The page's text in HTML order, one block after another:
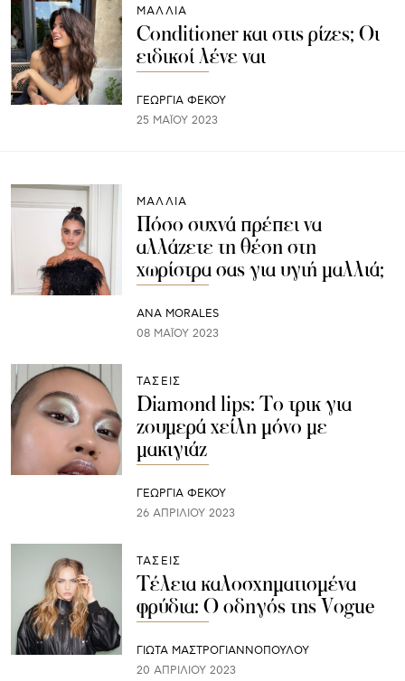
ΜΑΛΛΙΑ
Conditioner και στις ρίζες; Οι
ειδικοί λένε ναι
ΓΕΩΡΓΙΑ ΦΕΚΟΥ
25 ΜΑΪ́ΟΥ 2023
ΜΑΛΛΙΑ
Πόσο συχνά πρέπει να
αλλάζετε τη θέση στη
χωρίστρα σας για υγιή μαλλιά;
ANA MORALES
08 ΜΑΪ́ΟΥ 2023
ΤΑΣΕΙΣ
Diamond lips: Το τρικ για
ζουμερά χείλη μόνο με
μακιγιάζ
ΓΕΩΡΓΙΑ ΦΕΚΟΥ
26 ΑΠΡΙΛΊΟΥ 2023
ΤΑΣΕΙΣ
Τέλεια καλοσχηματισμένα
φρύδια: Ο οδηγός της Vogue
ΓΙΩΤΑ ΜΑΣΤΡΟΓΙΑΝΝΟΠΟΥΛΟΥ
20 ΑΠΡΙΛΊΟΥ 2023